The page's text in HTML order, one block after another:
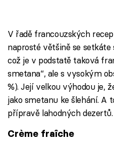
V řadě francouzských
naprosté většině se
což je v podstatě taková
smetana“, ale s vysokým
%). Její velkou výhodou je,
jako smetanu ke šlehání. A
přípravě lahodných dezertů.
Crème fraîche